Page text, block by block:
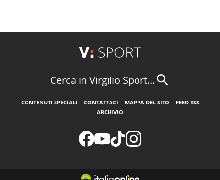
Cerca in Virgilio Sport...
CONTENUTI SPECIALI CONTATTACI MAPPA DEL SITO
FEED RSS
ARCHIVIO